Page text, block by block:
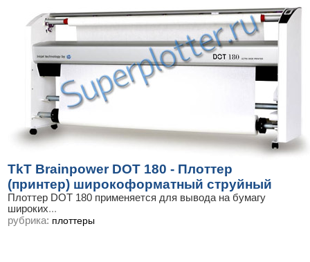
TkT Brainpower DOT 180 - Плоттер
(принтер) широкоформатный струйный
Плоттер DOT 180 применяется для вывода на бумагу
широких...
рубрика: плоттеры